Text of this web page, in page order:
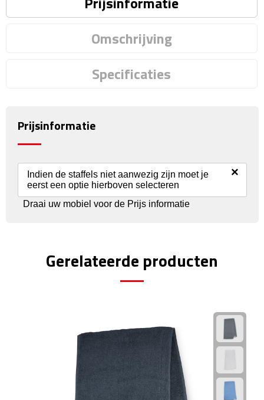
Reiskussens
Auto Accessoires
Auto luchtverfrissers
Auto onderhoud
Rijbewijs- & kentekenhoezen
USB autoladers
Veiligheidshamers
Omschrijving
Specificaties
Prijsinformatie
Indien de staffels niet aanwezig zijn moet je
eerst een optie hierboven selecteren
×
Draai uw mobiel voor de Prijs informatie
Gerelateerde producten